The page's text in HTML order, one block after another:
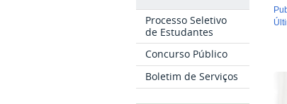
Processo Seletivo
de Estudantes
Concurso Público
Boletim de Serviços